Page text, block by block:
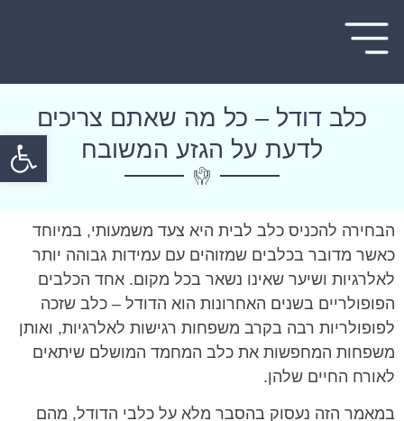
כלב דודל – כל מה שאתם צריכים
לדעת על הגזע המשובח
הבחירה להכניס כלב לבית היא צעד משמעותי, במיוחד
כאשר מדובר בכלבים שמזוהים עם עמידות גבוהה יותר
לאלרגיות ושיער שאינו נשאר בכל מקום. אחד הכלבים
הפופולריים בשנים האחרונות הוא הדודל – כלב שזכה
לפופולריות רבה בקרב משפחות רגישות לאלרגיות, ואותן
משפחות המחפשות את כלב המחמד המושלם שיתאים
לאורח החיים שלהן.
במאמר הזה נעסוק בהסבר מלא על כלבי הדודל, מהם